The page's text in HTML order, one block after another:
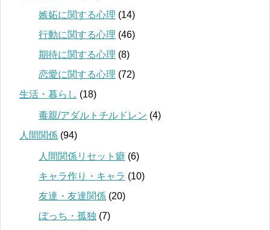
嫉妬に関する心理 (14)
行動に関する心理 (46)
期待に関する心理 (8)
恋愛に関する心理 (72)
生活・暮らし (18)
毒親/アダルトチルドレン (4)
人間関係 (94)
人間関係リセット癖 (6)
キャラ作り・キャラ (10)
友達・友達関係 (20)
ぼっち・孤独 (7)